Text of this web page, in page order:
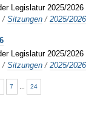
Legislatur 2025/2026
/Sitzungen /2025/2026
Legislatur 2025/2026
/Sitzungen /2025/2026
7 24